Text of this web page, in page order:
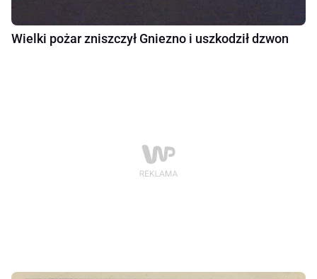
Wielki pożar zniszczył Gniezno i uszkodził dzwon